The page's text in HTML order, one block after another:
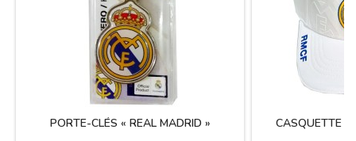
PORTE-CLÉS « REAL MADRID » CASQUETTE